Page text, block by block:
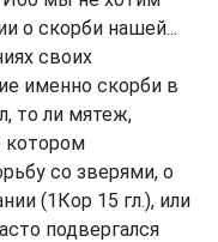
о скорби нашей...
своих
именно скорби в
то ли мятеж,
котором
со зверями, о
(1Кор 15 гл.), или
подвергался